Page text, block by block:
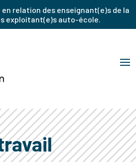
relation des enseignant(e)s de la
exploitant(e)s auto-école.